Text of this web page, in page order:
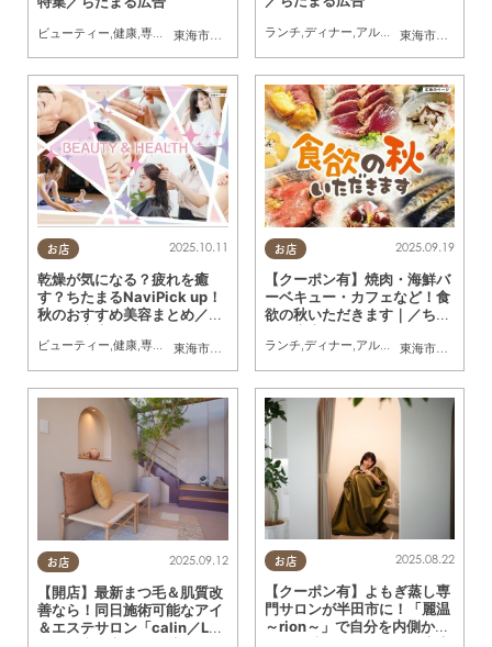
東海市
,半田市
ビューティー 健康 専門店 ,ちたまるスタイル掲載店,まとめ記事,ちたまる広告
東海市
,大府市
ランチ,ディナー,アルコール ,ラーメン
お店
東海市
,大府市 知多市,半田市
2025.10.11
乾燥が気になる？疲れを癒
す？ちたまるNaviPick up！
秋のおすすめ美容まとめ／ち
ビューティー,健康,専門店 ,ちたまるスタイル掲載店,まとめ記事,ちたまる広告
お店
東海市
,大府市
2025.09.19
【クーポン有】焼肉・海鮮バ
ーベキュー・カフェなど！食
欲の秋いただきます｜／ちた
ランチ,ディナー,アルコール ,ラーメン
お店 2025.09.12
【開店】最新まつ毛＆肌質改
善なら！同日施術可能なアイ
＆エステサロン「calin／Lat
お店 2025.08.22
【クーポン有】よもぎ蒸し専
門サロンが半田市に！「麗温
～rion～」で自分を内側から